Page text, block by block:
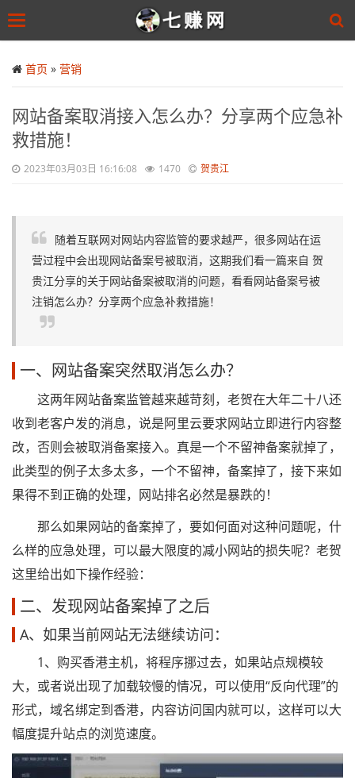
to
main
Toggle
首页 » 营销
网站备案取消接入怎么办？分享两个应急补
救措施！
2023年03月03日 16:16:08 1470 贺贵江
随着互联网对网站内容监管的要求越严，很多网站在运
营过程中会出现网站备案号被取消，这期我们看一篇来自 贺
贵江分享的关于网站备案被取消的问题，看看网站备案号被
注销怎么办？分享两个应急补救措施！
一、网站备案突然取消怎么办？
这两年网站备案监管越来越苛刻，老贺在大年二十八还
收到老客户发的消息，说是阿里云要求网站立即进行内容整
改，否则会被取消备案接入。真是一个不留神备案就掉了，
此类型的例子太多太多，一个不留神，备案掉了，接下来如
果得不到正确的处理，网站排名必然是暴跌的！
那么如果网站的备案掉了，要如何面对这种问题呢，什
么样的应急处理，可以最大限度的减小网站的损失呢？老贺
这里给出如下操作经验：
二、发现网站备案掉了之后
A、如果当前网站无法继续访问：
1、购买香港主机，将程序挪过去，如果站点规模较
大，或者说出现了加载较慢的情况，可以使用“反向代理”的
形式，域名绑定到香港，内容访问国内就可以，这样可以大
幅度提升站点的浏览速度。